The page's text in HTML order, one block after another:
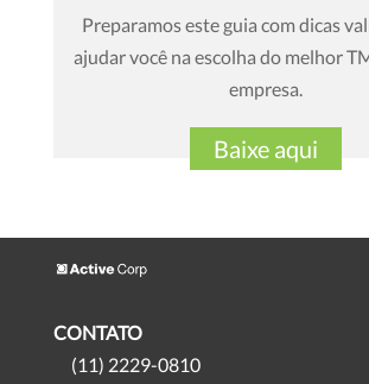
Preparamos este guia com dicas
ajudar você na escolha do melhor
empresa.
Baixe aqui
CONTATO
(11) 2229-0810